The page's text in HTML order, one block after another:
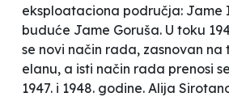
eksploataciona područja: Jame
buduće Jame Goruša. U toku
se novi način rada, zasnovan na
elanu, a isti način rada prenosi
1947. i 1948. godine. Alija